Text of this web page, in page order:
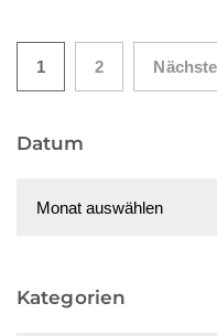
Beiträge
1 2 Nächste
Datum
Kategorien